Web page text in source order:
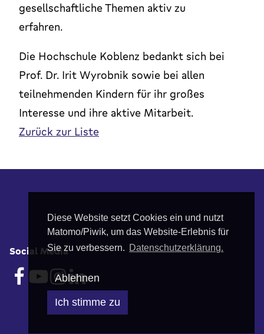
Diese Website setzt Cookies ein und nutzt
Matomo/Piwik, um das Website-Erlebnis für
Sie zu verbessern. Datenschutzerklärung.
Ablehnen
Ich stimme zu
gesellschaftliche Themen aktiv zu
erfahren.
Die Hochschule Koblenz bedankt sich bei
Prof. Dr. Irit Wyrobnik sowie bei allen
teilnehmenden Kindern für ihr großes
Interesse und ihre aktive Mitarbeit.
Zurück zur Liste
Social Media